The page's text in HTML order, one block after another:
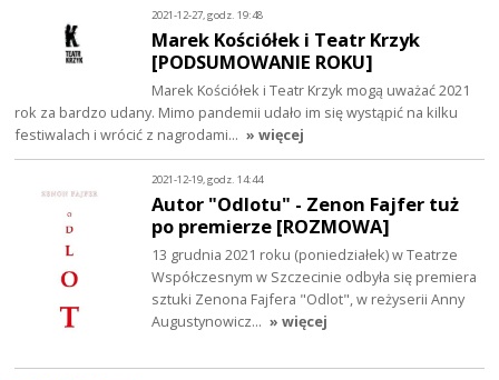
2021-12-27, godz. 19:48
Marek Kościółek i Teatr Krzyk
[PODSUMOWANIE ROKU]
Marek Kościółek i Teatr Krzyk mogą uważać 2021
rok za bardzo udany. Mimo pandemii udało im się wystąpić na kilku
festiwalach i wrócić z nagrodami… » więcej
2021-12-19, godz. 14:44
Autor "Odlotu" - Zenon Fajfer tuż
po premierze [ROZMOWA]
13 grudnia 2021 roku (poniedziałek) w Teatrze
Współczesnym w Szczecinie odbyła się premiera
sztuki Zenona Fajfera "Odlot", w reżyserii Anny
Augustynowicz… » więcej